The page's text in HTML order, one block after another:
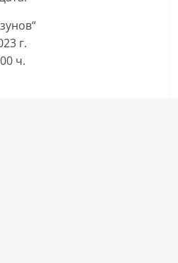
г.
ч.